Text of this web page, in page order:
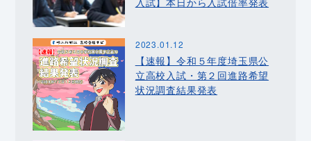
2023.01.12
【速報】令和５年度埼玉県公
立高校入試・第２回進路希望
状況調査結果発表